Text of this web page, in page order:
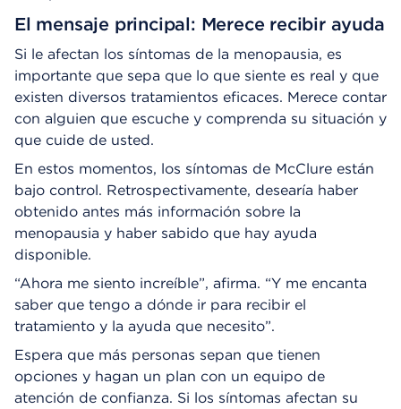
El mensaje principal: Merece recibir ayuda
Si le afectan los síntomas de la menopausia, es
importante que sepa que lo que siente es real y que
existen diversos tratamientos eficaces. Merece contar
con alguien que escuche y comprenda su situación y
que cuide de usted.
En estos momentos, los síntomas de McClure están
bajo control. Retrospectivamente, desearía haber
obtenido antes más información sobre la
menopausia y haber sabido que hay ayuda
disponible.
“Ahora me siento increíble”, afirma. “Y me encanta
saber que tengo a dónde ir para recibir el
tratamiento y la ayuda que necesito”.
Espera que más personas sepan que tienen
opciones y hagan un plan con un equipo de
atención de confianza. Si los síntomas afectan su